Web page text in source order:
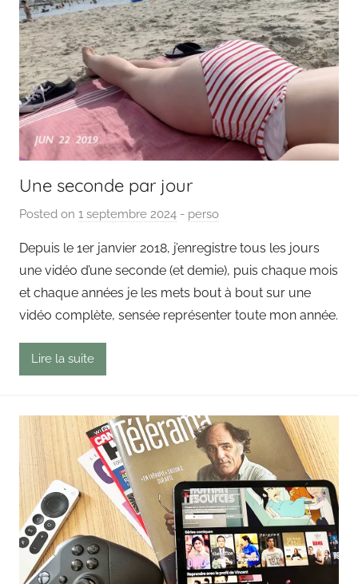
Une seconde par jour
Posted on 1 septembre 2024 b
P
a
i
n
- perso
Depuis le 1er janvier 2018, j’enregistre tous les jours
une vidéo d’une seconde (et demie), puis chaque mois
et chaque années je les mets bout à bout sur une
vidéo complète, sensée représenter toute mon année.
Lire la suite